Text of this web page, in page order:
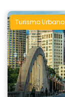
Turismo Urbano